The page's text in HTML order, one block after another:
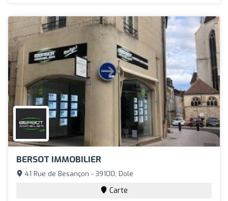
BERSOT IMMOBILIER
41 Rue de Besançon - 39100, Dole
Carte